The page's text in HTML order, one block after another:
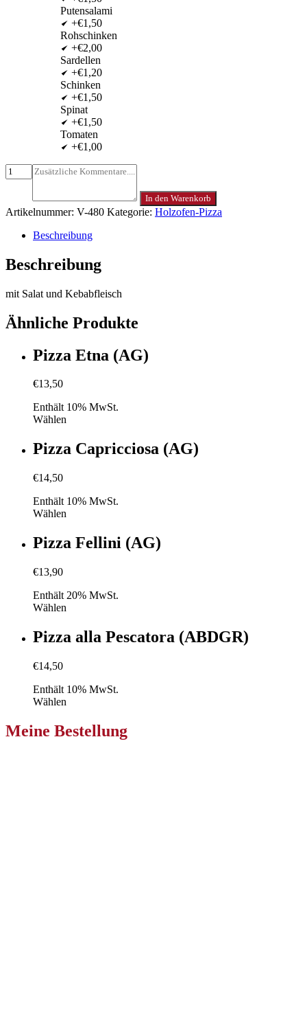
Putensalami
+€1,50
Rohschinken
+€2,00
Sardellen
+€1,20
Schinken
+€1,50
Spinat
+€1,50
Tomaten
+€1,00
In den Warenkorb
Artikelnummer: V-480 Kategorie: Holzofen-Pizza
Beschreibung
Beschreibung
mit Salat und Kebabfleisch
Ähnliche Produkte
Pizza Etna (AG)
€13,50
Enthält 10% MwSt.
Wählen
Pizza Capricciosa (AG)
€14,50
Enthält 10% MwSt.
Wählen
Pizza Fellini (AG)
€13,90
Enthält 20% MwSt.
Wählen
Pizza alla Pescatora (ABDGR)
€14,50
Enthält 10% MwSt.
Wählen
Meine Bestellung